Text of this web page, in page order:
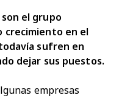
son el grupo
crecimiento en el
sufren en
dejar sus puestos.
empresas